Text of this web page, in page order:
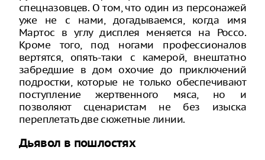
спецназовцев. О том, что один из персонажей
уже не с нами, догадываемся, когда имя
Мартос в углу дисплея меняется на Россо.
Кроме того, под ногами профессионалов
вертятся, опять-таки с камерой, внештатно
забредшие в дом охочие до приключений
подростки, которые не только обеспечивают
поступление жертвенного мяса, но и
позволяют сценаристам не без изыска
переплетать две сюжетные линии.
Дьявол в пошлостях